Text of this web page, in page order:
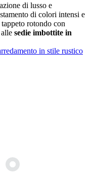
di lusso e
di colori intensi e
rotondo con
sedie imbottite in
in stile rustico